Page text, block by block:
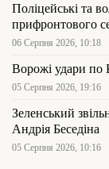
Поліцейські та
прифронтового
06 Серпня 2026, 10:18
Ворожі удари по
05 Серпня 2026, 19:16
Зеленський
Андрія Беседіна
05 Серпня 2026, 10:16